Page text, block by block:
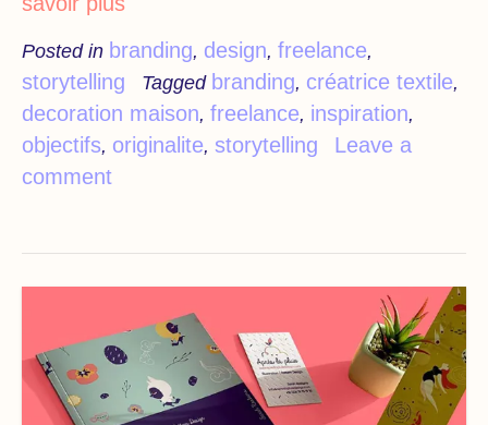
Posted in branding, design, freelance,
storytelling Tagged branding, créatrice textile,
decoration maison, freelance, inspiration,
objectifs, originalite, storytelling
Leave a
comment